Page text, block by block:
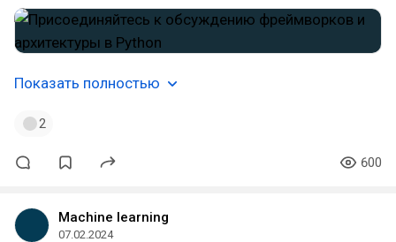
Показать полностью
2
600
Machine learning
07.02.2024